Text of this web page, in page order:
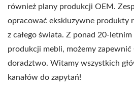
również plany produkcji OEM.
opracować ekskluzywne produkty
z całego świata. Z ponad 20-
produkcji mebli, możemy
doradztwo. Witamy wszystkich
kanałów do zapytań!